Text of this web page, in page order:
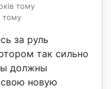
тому
тому
за руль
так сильно
должны
свою новую